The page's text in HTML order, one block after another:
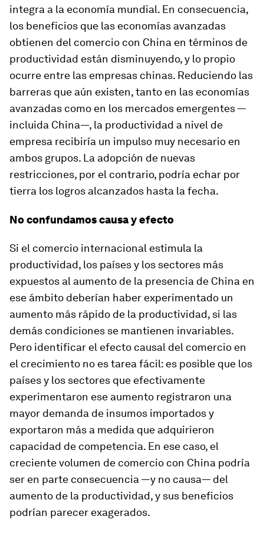
integra a la economía mundial. En consecuencia,
los beneficios que las economías avanzadas
obtienen del comercio con China en términos de
productividad están disminuyendo, y lo propio
ocurre entre las empresas chinas. Reduciendo las
barreras que aún existen, tanto en las economías
avanzadas como en los mercados emergentes —
incluida China—, la productividad a nivel de
empresa recibiría un impulso muy necesario en
ambos grupos. La adopción de nuevas
restricciones, por el contrario, podría echar por
tierra los logros alcanzados hasta la fecha.
No confundamos causa y efecto
Si el comercio internacional estimula la
productividad, los países y los sectores más
expuestos al aumento de la presencia de China en
ese ámbito deberían haber experimentado un
aumento más rápido de la productividad, si las
demás condiciones se mantienen invariables.
Pero identificar el efecto causal del comercio en
el crecimiento no es tarea fácil: es posible que los
países y los sectores que efectivamente
experimentaron ese aumento registraron una
mayor demanda de insumos importados y
exportaron más a medida que adquirieron
capacidad de competencia. En ese caso, el
creciente volumen de comercio con China podría
ser en parte consecuencia —y no causa— del
aumento de la productividad, y sus beneficios
podrían parecer exagerados.